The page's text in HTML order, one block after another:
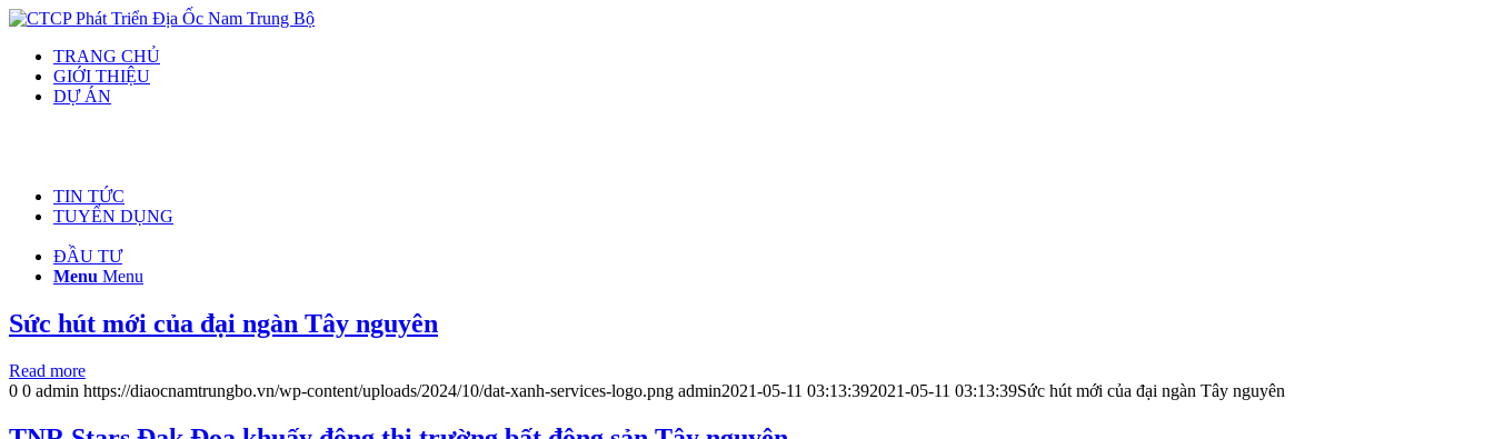
TRANG CHỦ
GIỚI THIỆU
DỰ ÁN
TIN TỨC
TUYỂN DỤNG
ĐẦU TƯ
Menu Menu
Sức hút mới của đại ngàn Tây nguyên
Read more
0 0 admin https://diaocnamtrungbo.vn/wp-content/uploads/2024/10/dat-xanh-services-logo.png admin2021-05-11 03:13:392021-05-11 03:13:39Sức hút mới của đại ngàn Tây nguyên